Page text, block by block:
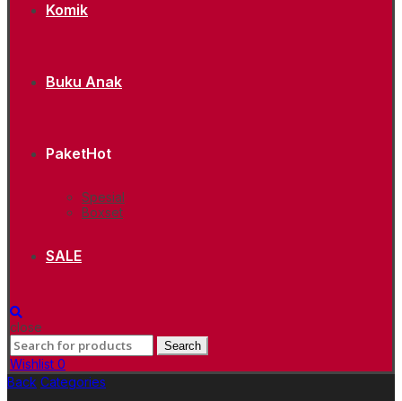
Komik
Buku Anak
PaketHot
Spesial
Boxset
SALE
close
Search
for:
Search
Wishlist 0
Back Categories